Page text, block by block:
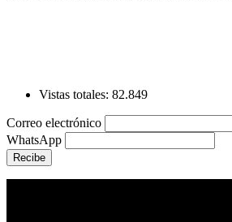
Vistas totales: 82.849
Correo electrónico
WhatsApp